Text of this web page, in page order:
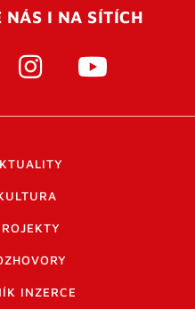
NÁS I NA SÍTÍCH
INZERCE